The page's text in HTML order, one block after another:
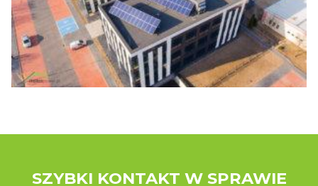
SZYBKI KONTAKT W SPRAWIE